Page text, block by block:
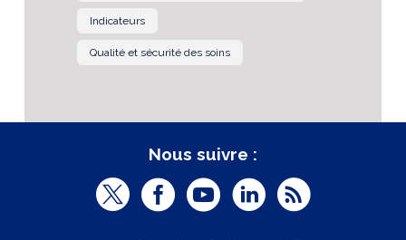
Indicateurs
Qualité et sécurité des soins
Nous suivre :
T
F
Y
L
R